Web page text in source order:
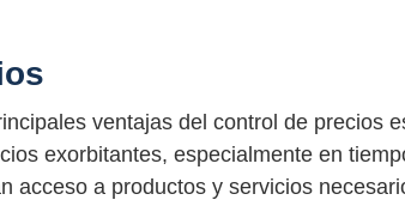
ventajas del control de precios
exorbitantes, especialmente en
acceso a productos y servicios